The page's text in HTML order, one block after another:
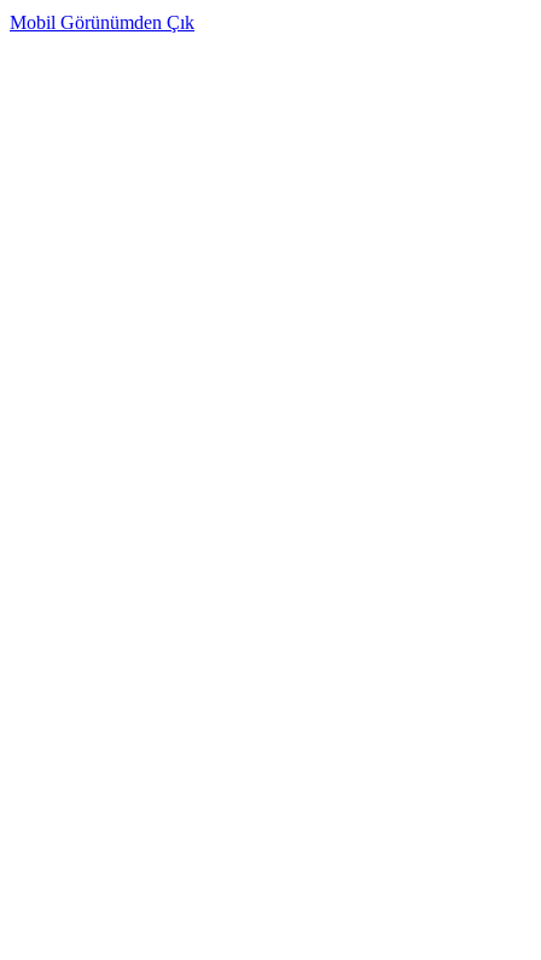
Mobil Görünümden Çık